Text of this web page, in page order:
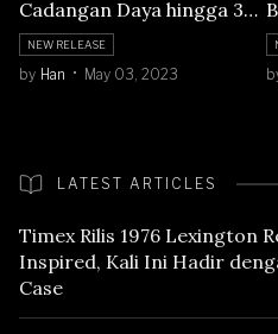
Cadangan Daya hingga 3
Hari!
NEW RELEASE
by Han May 03, 2023
LATEST ARTICLES
Timex Rilis 1976 Lexington
Inspired, Kali Ini Hadir
Case